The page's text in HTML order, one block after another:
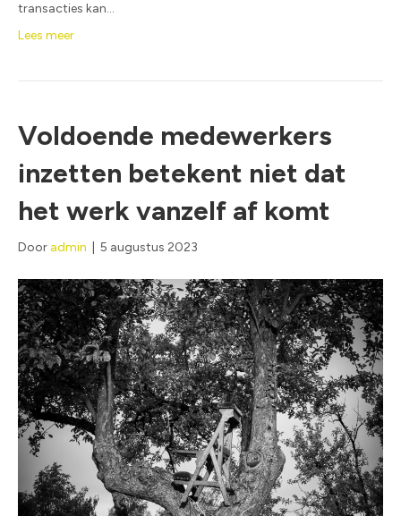
transacties kan…
Lees meer
Voldoende medewerkers
inzetten betekent niet dat
het werk vanzelf af komt
Door admin 5 augustus 2023